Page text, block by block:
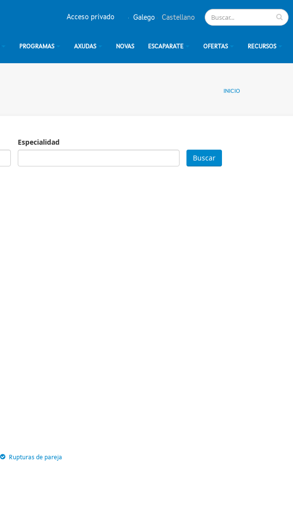
Galego Castellano
Acceso privado
PROGRAMAS AXUDAS NOVAS ESCAPARATE OFERTAS RECURSOS
INICIO
Especialidad
Rupturas de pareja